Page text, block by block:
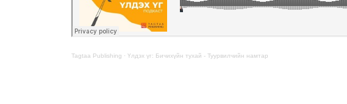
Tagtaa Publishing · Үлдэх үг: Бичихүйн тухай - Туурвилчийн намтар